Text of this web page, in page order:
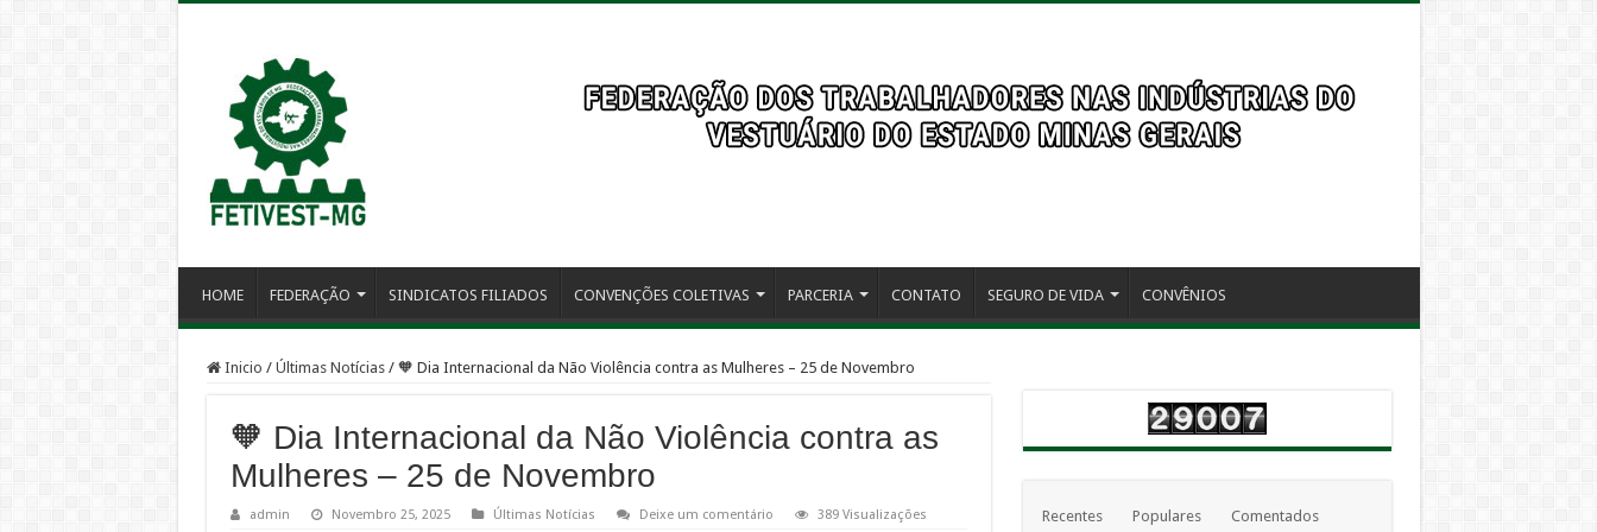
HOME FEDERAÇÃO SINDICATOS FILIADOS CONVENÇÕES COLETIVAS PARCERIA CONTATO SEGURO DE VIDA CONVÊNIOS
Inicio / Últimas Notícias / 🧡 Dia Internacional da Não Violência contra as Mulheres – 25 de Novembro
🧡 Dia Internacional da Não Violência contra as
Mulheres – 25 de Novembro
admin Novembro 25, 2025 Últimas Notícias Deixe um comentário 389 Visualizações Recentes Populares Comentados